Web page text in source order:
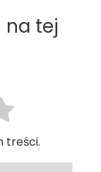
na tej
treści.